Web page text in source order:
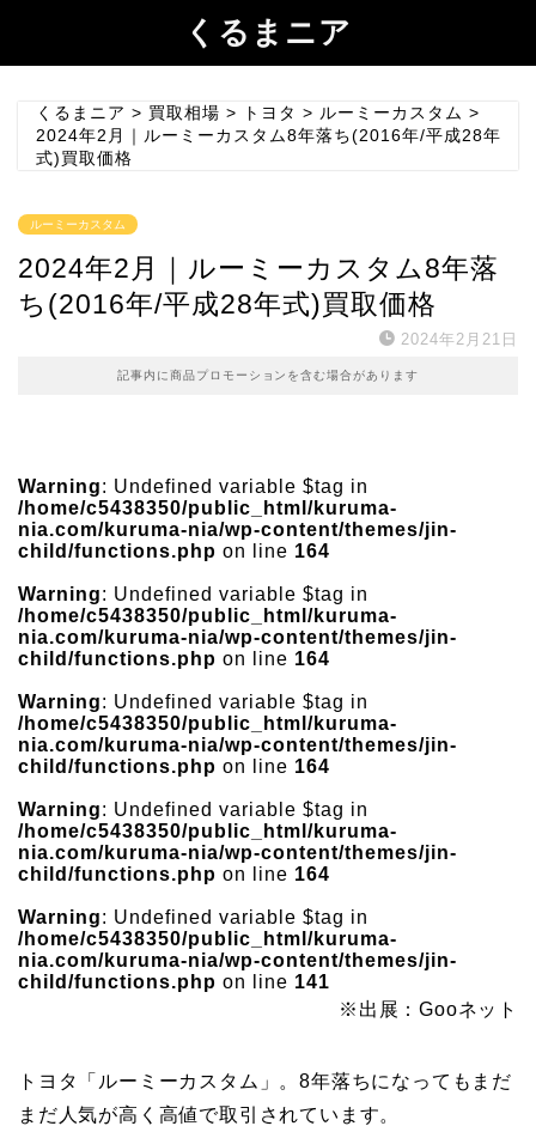
くるまニア
くるまニア > 買取相場 > トヨタ > ルーミーカスタム >
2024年2月｜ルーミーカスタム8年落ち(2016年/平成28年
式)買取価格
ルーミーカスタム
2024年2月｜ルーミーカスタム8年落
ち(2016年/平成28年式)買取価格
2024年2月21日
記事内に商品プロモーションを含む場合があります
Warning: Undefined variable $tag in
/home/c5438350/public_html/kuruma-
nia.com/kuruma-nia/wp-content/themes/jin-
child/functions.php on line 164
Warning: Undefined variable $tag in
/home/c5438350/public_html/kuruma-
nia.com/kuruma-nia/wp-content/themes/jin-
child/functions.php on line 164
Warning: Undefined variable $tag in
/home/c5438350/public_html/kuruma-
nia.com/kuruma-nia/wp-content/themes/jin-
child/functions.php on line 164
Warning: Undefined variable $tag in
/home/c5438350/public_html/kuruma-
nia.com/kuruma-nia/wp-content/themes/jin-
child/functions.php on line 164
Warning: Undefined variable $tag in
/home/c5438350/public_html/kuruma-
nia.com/kuruma-nia/wp-content/themes/jin-
child/functions.php on line 141
※出展：Gooネット
トヨタ「ルーミーカスタム」。8年落ちになってもまだ
まだ人気が高く高値で取引されています。